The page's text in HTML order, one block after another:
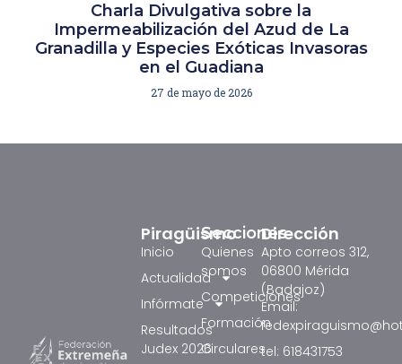
Charla Divulgativa sobre la
Impermeabilización del Azud de La
Granadilla y Especies Exóticas Invasoras
en el Guadiana
27 de mayo de 2026
Secciones
Quienes
somos
Competiciones
Formación
Circulares
Piragüismo
Inicio
Actualidad
Infórmate
Resultados
Judex 2026
Dirección
Apto correos 312,
06800 Mérida
(Badajoz)
Email:
tel: 618431753